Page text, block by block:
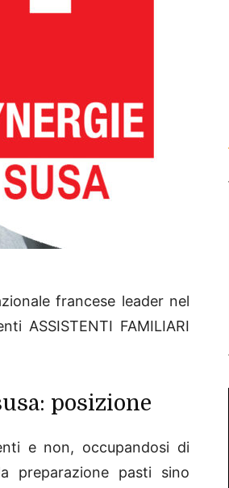
francese leader nel
ASSISTENTI FAMILIARI
posizione
e non, occupandosi di
preparazione pasti sino